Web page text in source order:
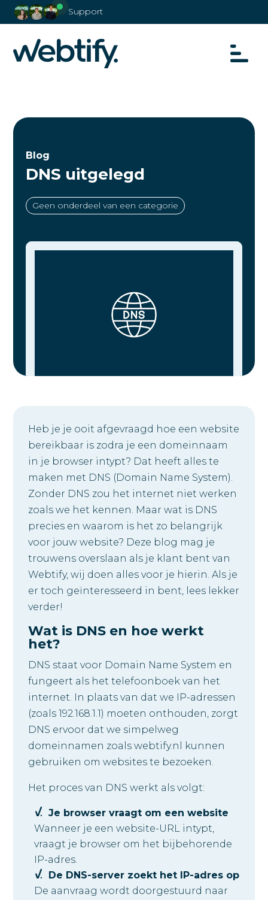
Support
Blog
DNS uitgelegd
Geen onderdeel van een categorie
Heb je je ooit afgevraagd hoe een website
bereikbaar is zodra je een domeinnaam
in je browser intypt? Dat heeft alles te
maken met DNS (Domain Name System).
Zonder DNS zou het internet niet werken
zoals we het kennen. Maar wat is DNS
precies en waarom is het zo belangrijk
voor jouw website? Deze blog mag je
trouwens overslaan als je klant bent van
Webtify, wij doen alles voor je hierin. Als je
er toch geïnteresseerd in bent, lees lekker
verder!
Wat is DNS en hoe werkt
het?
DNS staat voor Domain Name System en
fungeert als het telefoonboek van het
internet. In plaats van dat we IP-adressen
(zoals 192.168.1.1) moeten onthouden, zorgt
DNS ervoor dat we simpelweg
domeinnamen zoals webtify.nl kunnen
gebruiken om websites te bezoeken.
Het proces van DNS werkt als volgt:
Je browser vraagt om een website
Wanneer je een website-URL intypt,
vraagt je browser om het bijbehorende
IP-adres.
De DNS-server zoekt het IP-adres op
De aanvraag wordt doorgestuurd naar